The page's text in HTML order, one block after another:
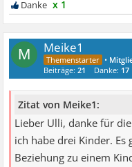
x 1
M Meike1
•
Beiträge:21 Danke: 17
Zitat von Meike1:
Lieber Ulli, danke für
ich habe drei Kinder.
Beziehung zu einem